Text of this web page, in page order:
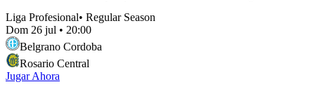
Liga Profesional• Regular Season
Dom 26 jul • 20:00
Belgrano Cordoba
Rosario Central
Jugar Ahora